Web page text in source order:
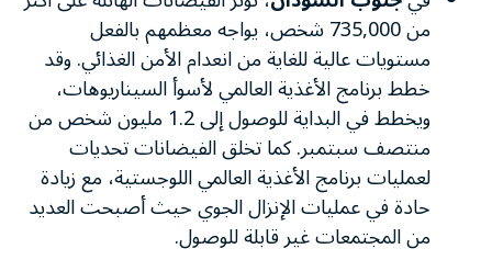
من 735,000 شخص، يواجه معظمهم بالفعل
مستويات عالية للغاية من انعدام الأمن الغذائي. وقد
خطط برنامج الأغذية العالمي لأسوأ السيناريوهات،
ويخطط في البداية للوصول إلى 1.2 مليون شخص من
منتصف سبتمبر. كما تخلق الفيضانات تحديات
لعمليات برنامج الأغذية العالمي اللوجستية، مع زيادة
حادة في عمليات الإنزال الجوي حيث أصبحت العديد
من المجتمعات غير قابلة للوصول.